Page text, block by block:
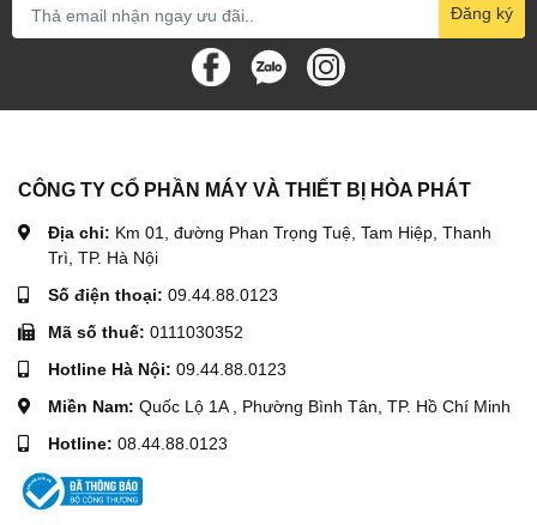
Đăng ký
CÔNG TY CỔ PHẦN MÁY VÀ THIẾT BỊ HÒA PHÁT
Địa chỉ: Km 01, đường Phan Trọng Tuệ, Tam Hiệp, Thanh
Trì, TP. Hà Nội
Số điện thoại: 09.44.88.0123
Mã số thuế: 0111030352
Hotline Hà Nội: 09.44.88.0123
Miền Nam: Quốc Lộ 1A , Phường Bình Tân, TP. Hồ Chí Minh
Hotline: 08.44.88.0123